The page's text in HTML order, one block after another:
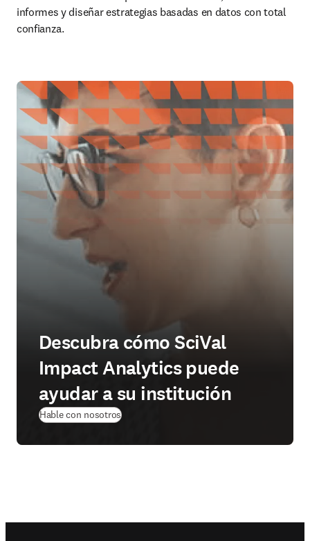
informes y diseñar estrategias basadas en datos con total
confianza.
Descubra cómo SciVal
Impact Analytics puede
ayudar a su institución
Hable con nosotros